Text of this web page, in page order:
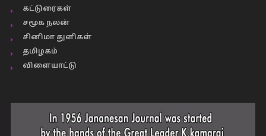
கட்டுரைகள்
சமூக நலன்
சினிமா துளிகள்
தமிழகம்
விளையாட்டு